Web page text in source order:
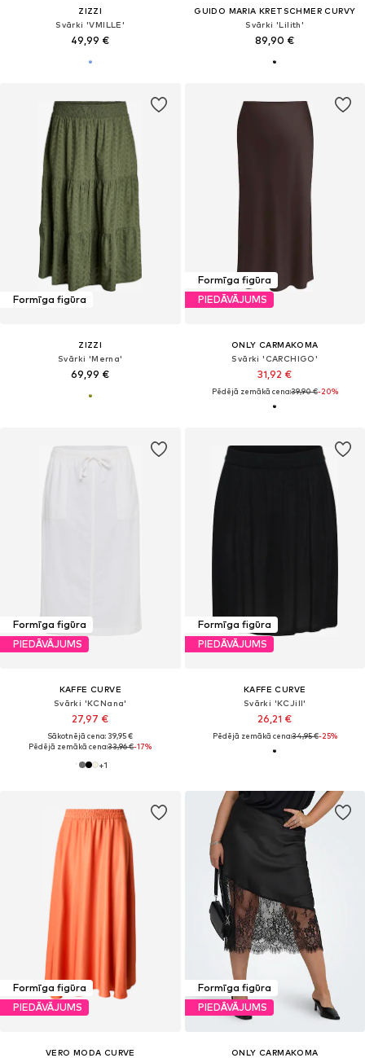
ZIZZI
Svārki 'VMILLE'
49,99 €
GUIDO MARIA KRETSCHMER CURVY
Svārki 'Lilith'
89,90 €
Formīga figūra
ZIZZI
Svārki 'Merna'
69,99 €
Formīga figūra
PIEDĀVĀJUMS
ONLY CARMAKOMA
Svārki 'CARCHIGO'
31,92 €
Pēdējā zemākā cena:39,90 €-20%
Formīga figūra
PIEDĀVĀJUMS
KAFFE CURVE
Svārki 'KCNana'
27,97 €
Sākotnējā cena: 39,95 €
Pēdējā zemākā cena:33,96 €-17%
+1
Formīga figūra
PIEDĀVĀJUMS
KAFFE CURVE
Svārki 'KCJill'
26,21 €
Pēdējā zemākā cena:34,95 €-25%
Formīga figūra
PIEDĀVĀJUMS
VERO MODA CURVE
Formīga figūra
PIEDĀVĀJUMS
ONLY CARMAKOMA